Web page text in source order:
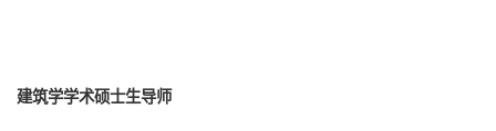
建筑学学术硕士生导师